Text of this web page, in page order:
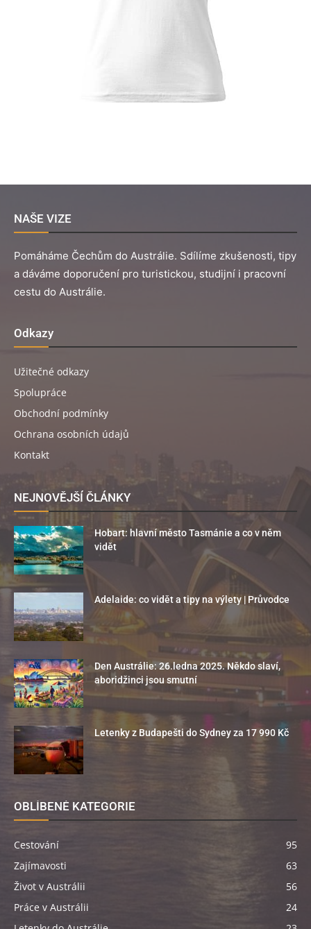
NAŠE VIZE
Pomáháme Čechům do Austrálie. Sdílíme zkušenosti, tipy
a dáváme doporučení pro turistickou, studijní i pracovní
cestu do Austrálie.
Odkazy
Užitečné odkazy
Spolupráce
Obchodní podmínky
Ochrana osobních údajů
Kontakt
NEJNOVĚJŠÍ ČLÁNKY
Hobart: hlavní město Tasmánie a co v něm
vidět
Adelaide: co vidět a tipy na výlety | Průvodce
Den Austrálie: 26.ledna 2025. Někdo slaví,
aboridžinci jsou smutní
Letenky z Budapešti do Sydney za 17 990 Kč
OBLÍBENÉ KATEGORIE
Cestování
95
Zajímavosti
63
Život v Austrálii
56
Práce v Austrálii
24